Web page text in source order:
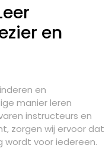
en
en
manier leren
instructeurs en
zorgen wij ervoor dat
wordt voor iedereen.